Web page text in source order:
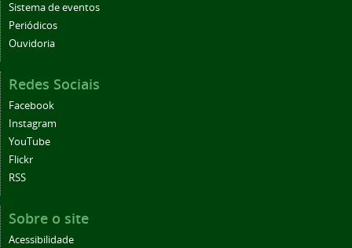
Sistema de eventos
Periódicos
Ouvidoria
Redes Sociais
Facebook
Instagram
YouTube
Flickr
RSS
Sobre o site
Acessibilidade